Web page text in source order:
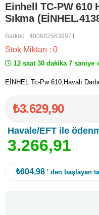
Einhell TC-PW 610
Sıkma
Barkod : 4006825639971
Stok Miktarı : 0
12 saat 30 dakika 7 saniye
EİNHEL Tc-Pw 610,Havalı
₺3.629,90
Havale/EFT ile
3.266,91
₺604,98 ' den başlayan